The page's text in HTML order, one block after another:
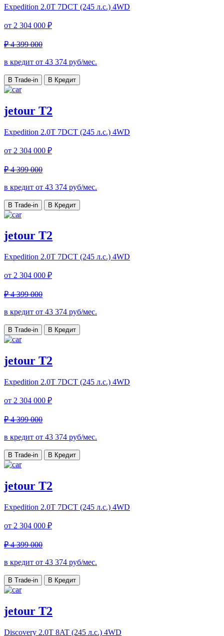
Expedition 2.0T 7DCT (245 л.с.) 4WD
от 2 304 000 ₽
₽ 4 399 000
в кредит от 43 374 руб/мес.
В Trade-in В Кредит
jetour T2
Expedition 2.0T 7DCT (245 л.с.) 4WD
от 2 304 000 ₽
₽ 4 399 000
в кредит от 43 374 руб/мес.
В Trade-in В Кредит
jetour T2
Expedition 2.0T 7DCT (245 л.с.) 4WD
от 2 304 000 ₽
₽ 4 399 000
в кредит от 43 374 руб/мес.
В Trade-in В Кредит
jetour T2
Expedition 2.0T 7DCT (245 л.с.) 4WD
от 2 304 000 ₽
₽ 4 399 000
в кредит от 43 374 руб/мес.
В Trade-in В Кредит
jetour T2
Expedition 2.0T 7DCT (245 л.с.) 4WD
от 2 304 000 ₽
₽ 4 399 000
в кредит от 43 374 руб/мес.
В Trade-in В Кредит
jetour T2
Discovery 2.0T 8AT (245 л.с.) 4WD